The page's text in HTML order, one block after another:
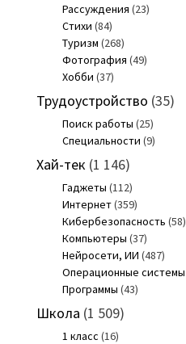
Рассуждения (23)
Стихи (84)
Туризм (268)
Фотография (49)
Хобби (37)
Трудоустройство (35)
Поиск работы (25)
Специальности (9)
Хай-тек (1 146)
Гаджеты (112)
Интернет(359)
Кибербезопасность (58)
Компьютеры (37)
Нейросети, ИИ (487)
Операционные системы
Программы (43)
Школа (1 509)
1 класс (16)